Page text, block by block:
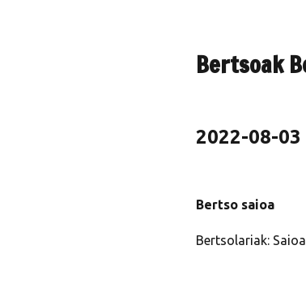
Bertsoak
2022-08-03
Bertso saioa
Bertsolariak: